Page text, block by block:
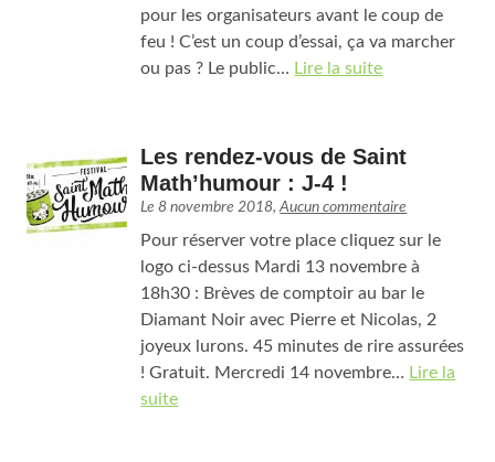
pour les organisateurs avant le coup de
feu ! C’est un coup d’essai, ça va marcher
ou pas ? Le public… Lire la suite
Les rendez-vous de Saint
Math’humour : J-4 !
Le8 novembre 2018,Aucun commentaire
Pour réserver votre place cliquez sur le
logo ci-dessus Mardi 13 novembre à
18h30 : Brèves de comptoir au bar le
Diamant Noir avec Pierre et Nicolas, 2
joyeux lurons. 45 minutes de rire assurées
! Gratuit. Mercredi 14 novembre… Lire la
suite